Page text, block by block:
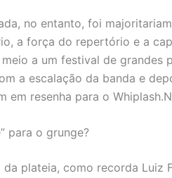
no entanto, foi
a força do repertório e a
a um festival de grandes
a escalação da banda e
em resenha para o
para o grunge?
plateia, como recorda Luiz